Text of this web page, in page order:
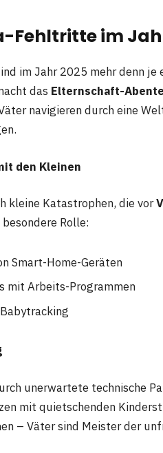
Fehltritte im
im Jahr 2025 mehr denn
das Elternschaft-
navigieren durch eine
den Kleinen
kleine Katastrophen, die vor
Rolle:
Smart-Home-Geräten
mit Arbeits-Programmen
unerwartete technische
mit quietschenden
– Väter sind Meister der